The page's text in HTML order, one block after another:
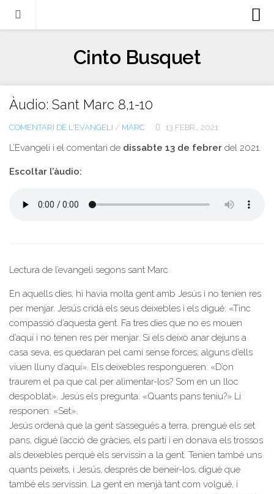
Llibres
Escrits-articles
Notícies
Castellano
Italiano
English
Cinto Busquet
Àudio: Sant Marc 8,1-10
COMENTARI DE L'EVANGELI / MARC 13 FEBR., 2021
L’Evangeli i el comentari de dissabte 13 de febrer del 2021.
Escoltar l’àudio:
Lectura de l’evangeli segons sant Marc
En aquells dies, hi havia molta gent amb Jesús i no tenien res
per menjar. Jesús cridà els seus deixebles i els digué: «Tinc
compassió d’aquesta gent. Fa tres dies que no es mouen
d’aquí i no tenen res per menjar. Si els deixo anar dejuns a
casa seva, es quedaran pel camí sense forces; alguns d’ells
viuen lluny d’aquí». Els deixebles respongueren: «D’on
traurem el pa que cal per alimentar-los? Som en un lloc
despoblat». Jesús els pregunta: «Quants pans teniu?» Li
responen: «Set».
Jesús ordenà que la gent s’assegués a terra, prengué els set
pans, digué l’acció de gràcies, els partí i en donava els trossos
als deixebles perquè els servissin a la gent. Tenien també uns
quants peixets, i Jesús, després de beneir-los, digué que
també els servissin. La gent en menjà tant com volgué, i